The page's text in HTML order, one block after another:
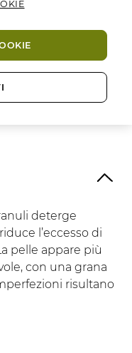
deterge
l’eccesso di
pelle appare più
con una grana
risultano